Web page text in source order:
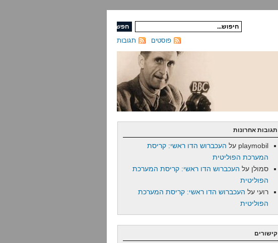
תגובות פוסטים
תגובות אחרונות
playmobil על העכברוש הדו ראשי: קריסת
המערכת הפוליטית
סמולן על העכברוש הדו ראשי: קריסת המערכת
הפוליטית
רועי על העכברוש הדו ראשי: קריסת המערכת
הפוליטית
קישורים